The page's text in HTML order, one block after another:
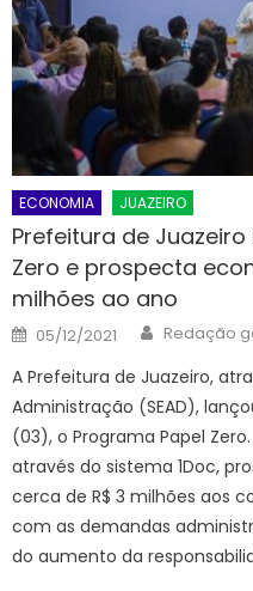
ECONOMIA JUAZEIRO
Prefeitura de
Zero e prospecta
milhões ao ano
Posted
on
05/12/2021 Author
Redação
A Prefeitura de Juazeiro,
Administração (SEAD),
(03), o Programa Papel
através do sistema 1Doc,
cerca de R$ 3 milhões aos
com as demandas
do aumento da